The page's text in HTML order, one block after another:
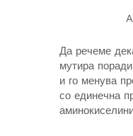
Да речеме
мутира
и го менува
со единечна